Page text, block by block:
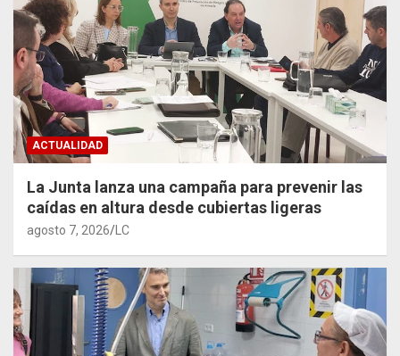
ACTUALIDAD
La Junta lanza una campaña para prevenir las
caídas en altura desde cubiertas ligeras
agosto 7, 2026 LC